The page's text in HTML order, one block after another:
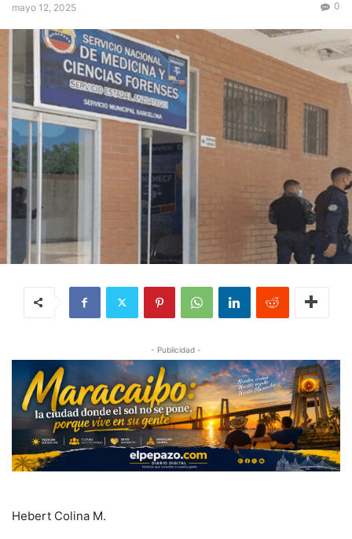
mayo 12, 2025 0
- Publicidad -
Hebert Colina M.